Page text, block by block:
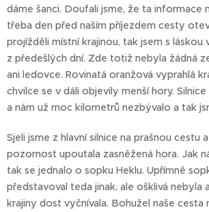
dáme šanci. Doufali jsme, že ta informace
třeba den před naším příjezdem cesty
projížděli místní krajinou, tak jsem s láskou
z předešlých dní. Zde totiž nebyla žádná
ani ledovce. Rovinatá oranžová vyprahlá
chvilce se v dáli objevily menší hory.
a nám už moc kilometrů nezbývalo a tak
Sjeli jsme z hlavní silnice na prašnou cestu
pozornost upoutala zasněžená hora. Jak
tak se jednalo o sopku Heklu. Upřímně
představoval teda jinak, ale ošklivá nebyla
krajiny dost vyčnívala. Bohužel naše cesta